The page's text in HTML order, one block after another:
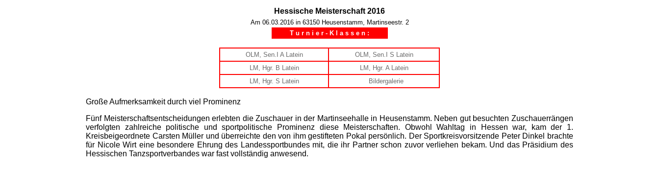
Hessische Meisterschaft 2016
Am 06.03.2016 in 63150 Heusenstamm, Martinseestr. 2
T u r n i e r - K l a s s e n :
OLM, Sen.I A Latein
OLM, Sen.I S Latein
LM, Hgr. B Latein
LM, Hgr. A Latein
LM, Hgr. S Latein
Bildergalerie
Große Aufmerksamkeit durch viel Prominenz
Fünf Meisterschaftsentscheidungen erlebten die Zuschauer in der Martinseehalle in Heusenstamm. Neben gut besuchten Zuschauerrängen
verfolgten zahlreiche politische und sportpolitische Prominenz diese Meisterschaften. Obwohl Wahltag in Hessen war, kam der 1.
Kreisbeigeordnete Carsten Müller und überreichte den von ihm gestifteten Pokal persönlich. Der Sportkreisvorsitzende Peter Dinkel brachte
für Nicole Wirt eine besondere Ehrung des Landessportbundes mit, die ihr Partner schon zuvor verliehen bekam. Und das Präsidium des
Hessischen Tanzsportverbandes war fast vollständig anwesend.